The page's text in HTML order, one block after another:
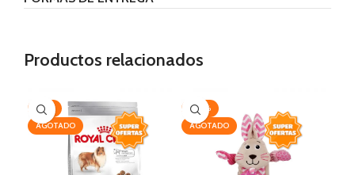
Productos relacionados
-19%
AGOTADO
-20%
AGOTADO